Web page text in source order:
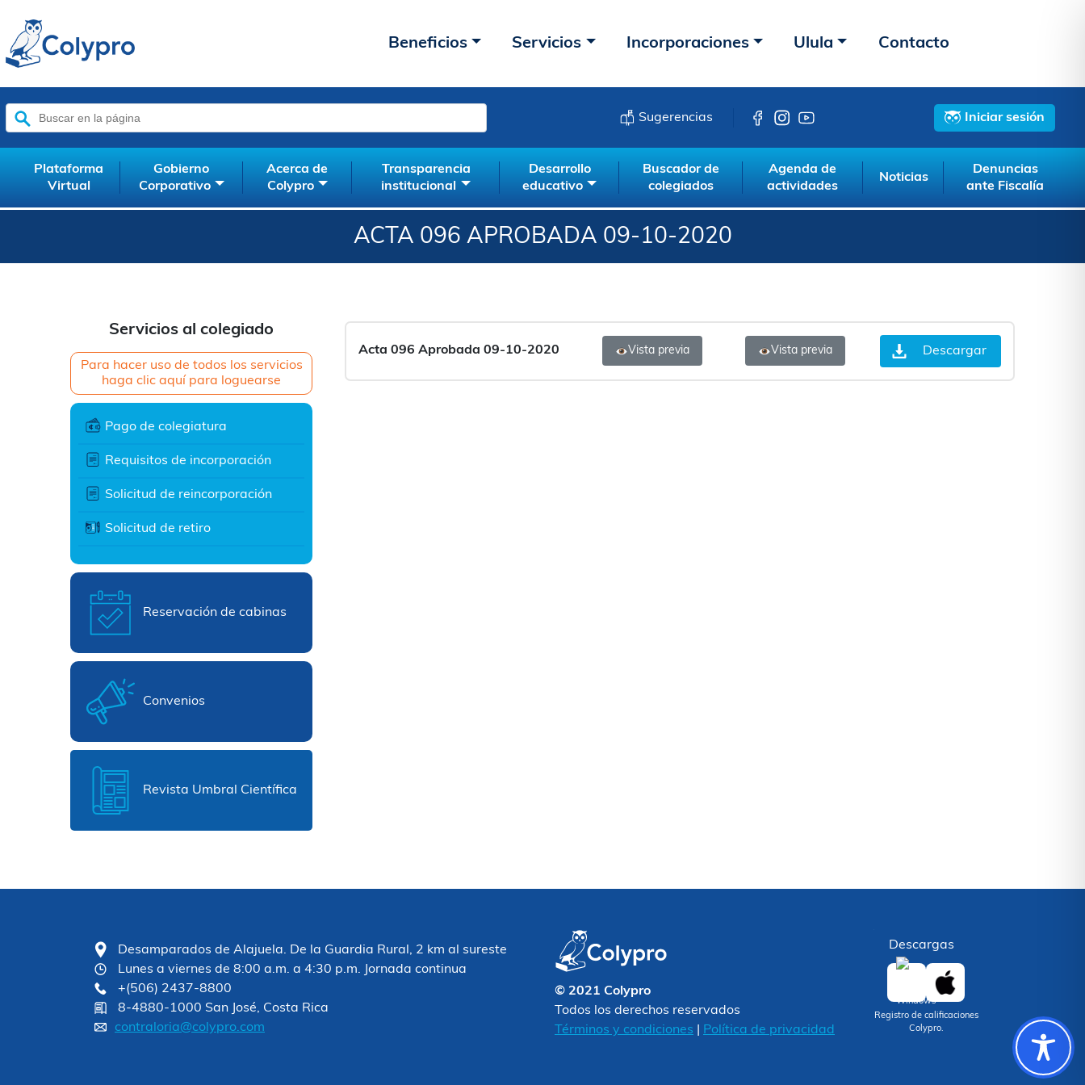
Beneficios Servicios Incorporaciones Ulula Contacto
Buscar:
Sugerencias Iniciar sesión
Plataforma
Virtual
Gobierno
Corporativo
Acerca de
Colypro
Transparencia
institucional
Desarrollo
educativo
Buscador de
colegiados
Agenda de
actividades
Noticias
Denuncias
ante Fiscalía
ACTA 096 APROBADA 09-10-2020
Servicios al colegiado
Para hacer uso de todos los servicios
haga clic aquí para loguearse
Pago de colegiatura
Requisitos de incorporación
Solicitud de reincorporación
Solicitud de retiro
Reservación de cabinas
Convenios
Revista Umbral Científica
Acta 096 Aprobada 09-10-2020 Vista previa Vista previa Descargar
Desamparados de Alajuela. De la Guardia Rural, 2 km al sureste
Lunes a viernes de 8:00 a.m. a 4:30 p.m. Jornada continua
+(506) 2437-8800
8-4880-1000 San José, Costa Rica
contraloria@colypro.com
© 2021 Colypro
Todos los derechos reservados
Términos y condiciones
Política de privacidad
Descargas
Registro de calificaciones
Colypro.